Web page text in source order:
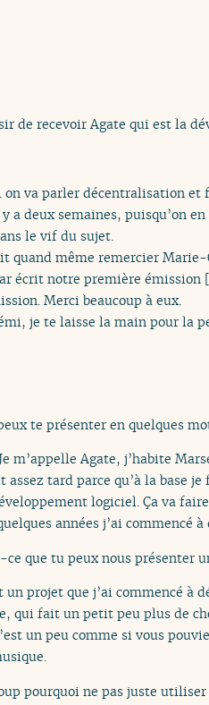
de recevoir Agate qui est la
on va parler décentralisation et
a deux semaines, puisqu’on
le vif du sujet.
quand même remercier
écrit notre première émission [
Merci beaucoup à eux.
je te laisse la main pour la
te présenter en quelques
m’appelle Agate, j’habite
tard parce qu’à la base
logiciel. Ça va
années j’ai commencé
que tu peux nous présenter
un projet que j’ai commencé à
qui fait un petit peu plus de
un peu comme si vous
pourquoi ne pas juste